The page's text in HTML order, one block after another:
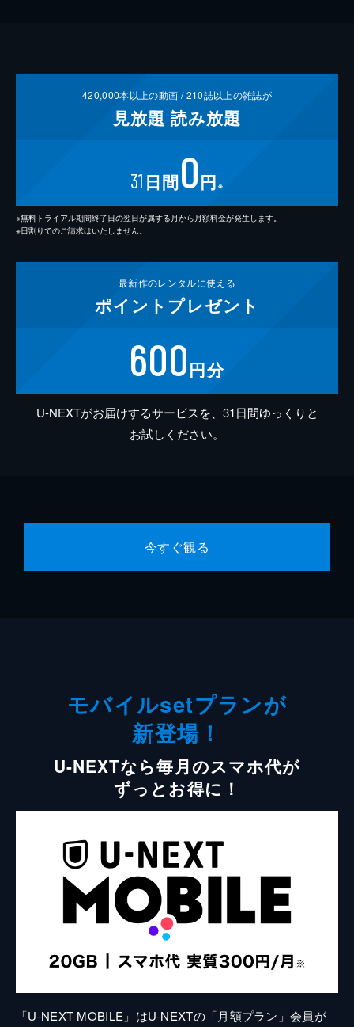
420,000本以上の動画 /210誌以上の雑誌が
見放題 読み放題
31 日間0円 ※
※無料トライアル期間終了日の翌日が属する月から月額料金が発生します。
※日割りでのご請求はいたしません。
最新作のレンタルに使える
ポイント プレゼント
600円分
U-NEXTがお届けするサービスを、31日間ゆっくりと
お試しください。
今すぐ観る
モバイルsetプランが
新登場！
U-NEXTなら毎月のスマホ代が
ずっとお得に！
「U-NEXT MOBILE」はU-NEXTの「月額プラン」会員が